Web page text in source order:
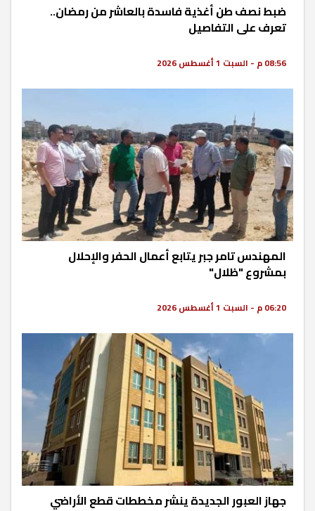
ضبط نصف طن أغذية فاسدة بالعاشر من رمضان..
تعرف على التفاصيل
08:56 م - السبت 1 أغسطس 2026
المهندس تامر جبر يتابع أعمال الحفر والإحلال
بمشروع "ظلال"
06:20 م - السبت 1 أغسطس 2026
جهاز العبور الجديدة ينشر مخططات قطع الأراضي